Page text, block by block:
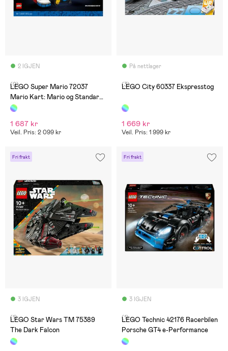
2 IGJEN
(0)
LEGO Super Mario 72037
Mario Kart: Mario og Standard
Kart
1 687 kr
Veil. Pris: 2 099 kr
På nettlager
(3)
LEGO City 60337 Ekspresstog
1 669 kr
Veil. Pris: 1 999 kr
Fri frakt
3 IGJEN
(1)
LEGO Star Wars TM 75389
The Dark Falcon
Fri frakt
3 IGJEN
(1)
LEGO Technic 42176 Racerbilen
Porsche GT4 e-Performance